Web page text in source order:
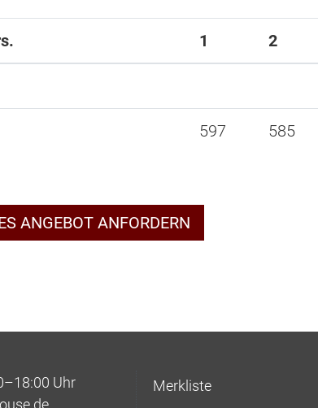
1 2
597 585
ANGEBOT ANFORDERN
Uhr
Merkliste